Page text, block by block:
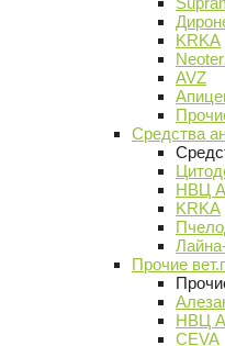
KRKA
AVZ
Средства
НВЦ
KRKA
Прочие
НВЦ
CEVA